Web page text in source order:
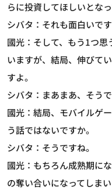
らに投資してほしいとなっ
シバタ：それも面白いです
國光：そして、もう1つ
いますが、結局、伸びて
すよ。
シバタ：まあまあ、そうで
國光：結局、モバイルゲ
う話ではないですか。
シバタ：そうですね。
國光：もちろん成熟期に
の奪い合いになってしま